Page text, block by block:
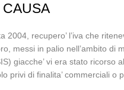
CAUSA
recupero’ l’iva che
messi in palio nell’ambito di
giacche’ vi era stato ricorso
privi di finalita’ commerciali